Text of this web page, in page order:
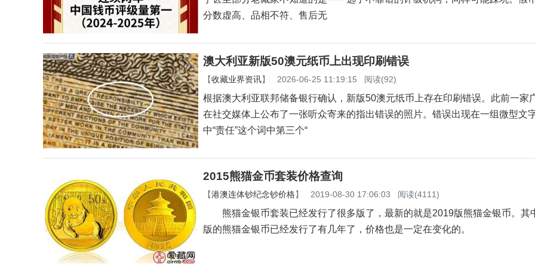
分数虚高、品相不符、售后无
澳大利亚新版50澳元纸币上出现印刷错误
【收藏业界资讯】 2026-06-25 11:19:15 阅读(92)
根据澳大利亚联邦储备银行确认，新版50澳元纸币上存在印刷错误。此前一家
在社交媒体上公布了一张听众寄来的指出错误的照片。错误出现在一组微型文
中“责任”这个词中第三个“
2015熊猫金币套装价格查询
【港澳连体钞纪念钞价格】 2019-08-30 17:06:03 阅读(4111)
熊猫金银币套装已经发行了很多版了，最新的就是2019版熊猫金银币。其
版的熊猫金银币已经发行了有几年了，价格也是一定在变化的。